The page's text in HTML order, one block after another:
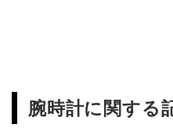
腕時計に関する